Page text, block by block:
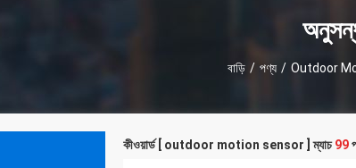
বাড়ি / পণ্য / Outdoor
কীওয়ার্ড [ outdoor motion sensor ] ম্যাচ99